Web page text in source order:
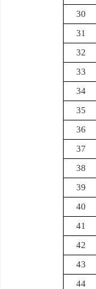
30
31
32
33
34
35
36
37
38
39
40
41
42
43
44